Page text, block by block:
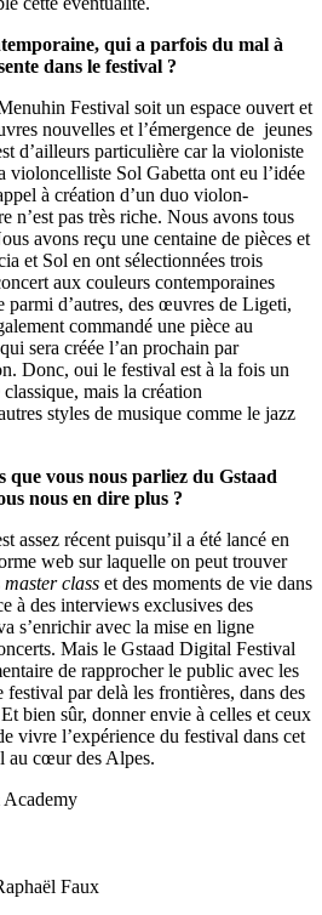
qui a parfois du mal à
dans le festival ?
Festival soit un espace ouvert et
nouvelles et l’émergence de jeunes
d’ailleurs particulière car la violoniste
violoncelliste Sol Gabetta ont eu l’idée
à création d’un duo violon-
n’est pas très riche. Nous avons tous
avons reçu une centaine de pièces et
et Sol en ont sélectionnées trois
aux couleurs contemporaines
parmi d’autres, des œuvres de Ligeti,
commandé une pièce au
sera créée l’an prochain par
Donc, oui le festival est à la fois un
mais la création
styles de musique comme le jazz
vous nous parliez du Gstaad
nous en dire plus ?
assez récent puisqu’il a été lancé en
web sur laquelle on peut trouver
master class et des moments de vie dans
à des interviews exclusives des
s’enrichir avec la mise en ligne
Mais le Gstaad Digital Festival
de rapprocher le public avec les
par delà les frontières, dans des
bien sûr, donner envie à celles et ceux
vivre l’expérience du festival dans cet
au cœur des Alpes.
Faux